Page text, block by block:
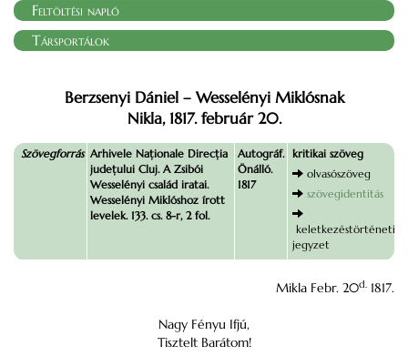
Feltöltési napló
Társportálok
Berzsenyi Dániel – Wesselényi Miklósnak
Nikla, 1817. február 20.
Szövegforrás Arhivele Naţionale Direcţia
judeţului Cluj. A Zsibói
Wesselényi család iratai.
Wesselényi Miklóshoz írott
levelek. 133. cs. 8-r, 2 fol.
Autográf.
Önálló.
1817
kritikai szöveg
olvasószöveg
szövegidentitás
keletkezéstörténeti
jegyzet
Mikla Febr. 20d. 1817.
Nagy Fényu Ifjú,
Tisztelt Barátom!